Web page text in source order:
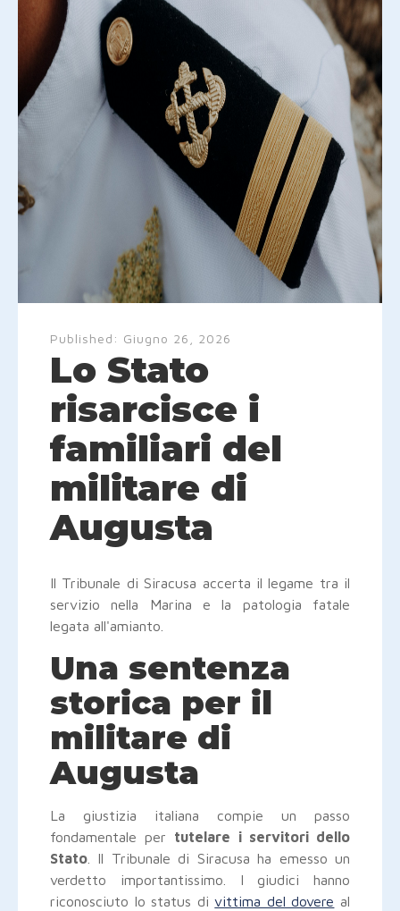
Published: Giugno 26, 2026
Lo Stato
risarcisce i
familiari del
militare di
Augusta
Il Tribunale di Siracusa accerta il legame tra il
servizio nella Marina e la patologia fatale
legata all'amianto.
Una sentenza
storica per il
militare di
Augusta
La giustizia italiana compie un passo
fondamentale per tutelare i servitori dello
Stato . Il Tribunale di Siracusa ha emesso un
verdetto importantissimo. I giudici hanno
riconosciuto lo status divittima del dovere al